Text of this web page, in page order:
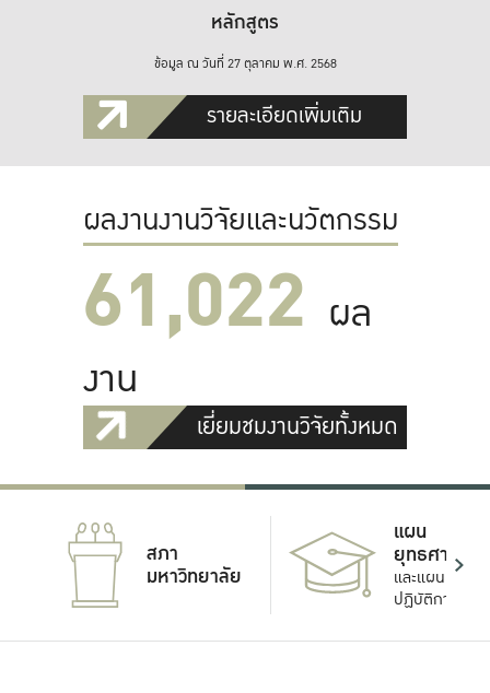
หลักสูตร
ข้อมูล ณ วันที่ 27 ตุลาคม พ.ศ. 2568
รายละเอียดเพิ่มเติม
ผลงานงานวิจัยและนวัตกรรม
61,022 ผล
งาน
เยี่ยมชมงานวิจัยทั้งหมด
สภา
มหาวิทยาลัย
แผน
ยุทธศาสตร์
และแผน
ปฏิบัติการ